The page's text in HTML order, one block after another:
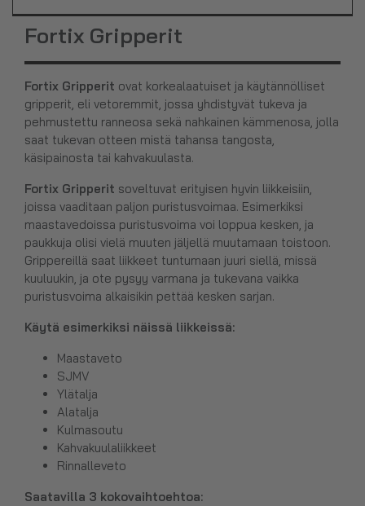
Fortix Gripperit
Fortix Gripperit ovat korkealaatuiset ja käytännölliset
gripperit, eli vetoremmit, jossa yhdistyvät tukeva ja
pehmustettu ranneosa sekä nahkainen kämmenosa, jolla
saat tukevan otteen mistä tahansa tangosta,
käsipainosta tai kahvakuulasta.
Fortix Gripperit soveltuvat erityisen hyvin liikkeisiin,
joissa vaaditaan paljon puristusvoimaa. Esimerkiksi
maastavedoissa puristusvoima voi loppua kesken, ja
paukkuja olisi vielä muuten jäljellä muutamaan toistoon.
Grippereillä saat liikkeet tuntumaan juuri siellä, missä
kuuluukin, ja ote pysyy varmana ja tukevana vaikka
puristusvoima alkaisikin pettää kesken sarjan.
Käytä esimerkiksi näissä liikkeissä:
Maastaveto
SJMV
Ylätalja
Alatalja
Kulmasoutu
Kahvakuulaliikkeet
Rinnalleveto
Saatavilla 3 kokovaihtoehtoa: